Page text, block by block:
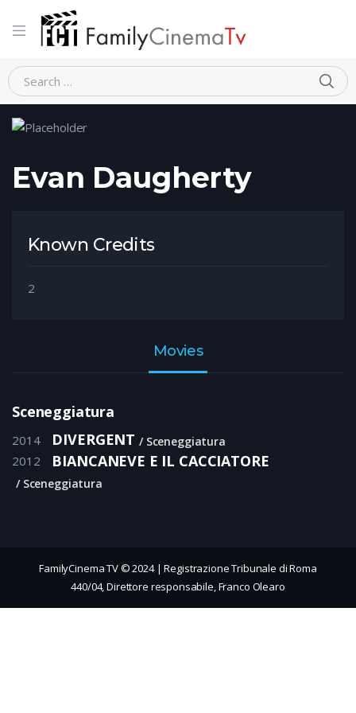
Home Person Evan Daugherty
Evan Daugherty
Known Credits
2
Movies
Sceneggiatura
2014 DIVERGENT Sceneggiatura
2012 BIANCANEVE E IL CACCIATORE
Sceneggiatura
FamilyCinema TV © 2024 | Registrazione Tribunale di Roma
440/04, Direttore responsabile, Franco Olearo